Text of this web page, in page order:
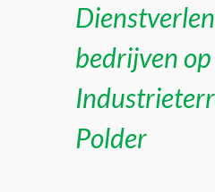
bedrijven
Polder